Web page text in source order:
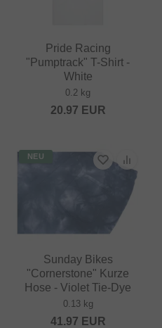
Pride Racing
"Pumptrack" T-Shirt -
White
0.2 kg
20.97 EUR
NEU
Sunday Bikes
"Cornerstone" Kurze
Hose - Violet Tie-Dye
0.13 kg
41.97 EUR